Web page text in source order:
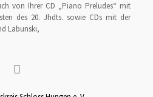
von Ihrer CD „Piano Preludes“ mit
des 20. Jhdts. sowie CDs mit der
Labunski,